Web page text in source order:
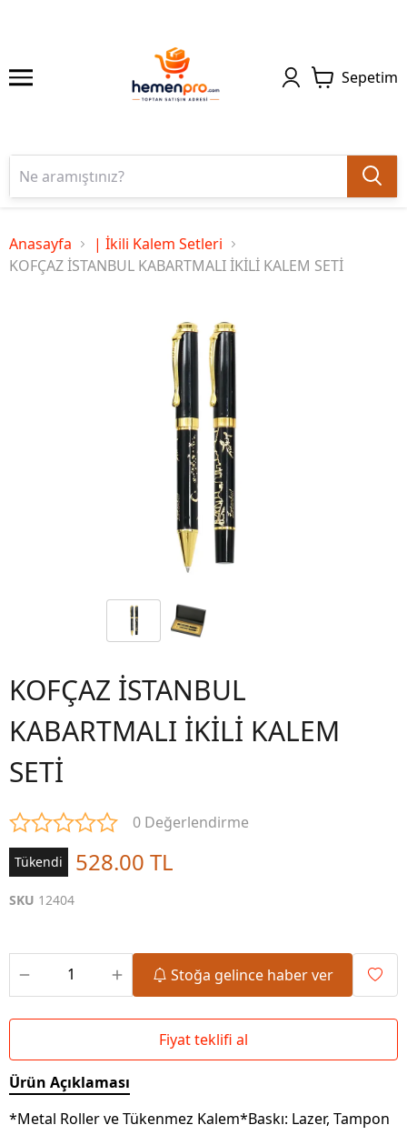
Sepetim
Anasayfa
| İkili Kalem Setleri
KOFÇAZ İSTANBUL KABARTMALI İKİLİ KALEM SETİ
KOFÇAZ İSTANBUL
KABARTMALI İKİLİ KALEM
SETİ
0 Değerlendirme
Tükendi 528.00 TL
SKU 12404
Stoğa gelince haber ver
Fiyat teklifi al
Ürün Açıklaması
*Metal Roller ve Tükenmez Kalem*Baskı: Lazer, Tampon